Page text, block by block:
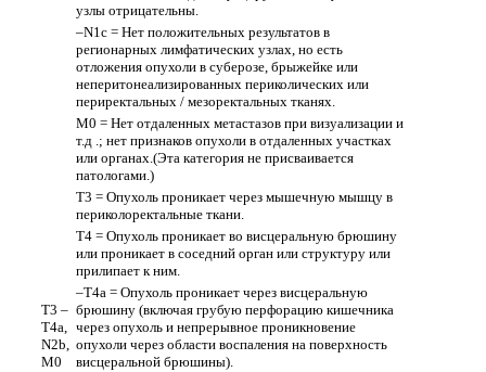
узлы отрицательны.
–N1c = Нет положительных результатов в
регионарных лимфатических узлах, но есть
отложения опухоли в суберозе, брыжейке или
неперитонеализированных периколических или
периректальных / мезоректальных тканях.
M0 = Нет отдаленных метастазов при визуализации и
т.д .; нет признаков опухоли в отдаленных участках
или органах.(Эта категория не присваивается
патологами.)
T3 –
T4a,
N2b,
M0
T3 = Опухоль проникает через мышечную мышцу в
периколоректальные ткани.
T4 = Опухоль проникает во висцеральную брюшину
или проникает в соседний орган или структуру или
прилипает к ним.
–T4a = Опухоль проникает через висцеральную
брюшину (включая грубую перфорацию кишечника
через опухоль и непрерывное проникновение
опухоли через области воспаления на поверхность
висцеральной брюшины).